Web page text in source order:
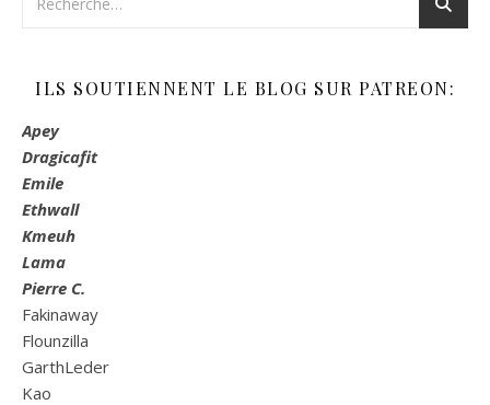
ILS SOUTIENNENT LE BLOG SUR PATREON:
Apey
Dragicafit
Emile
Ethwall
Kmeuh
Lama
Pierre C.
Fakinaway
Flounzilla
GarthLeder
Kao